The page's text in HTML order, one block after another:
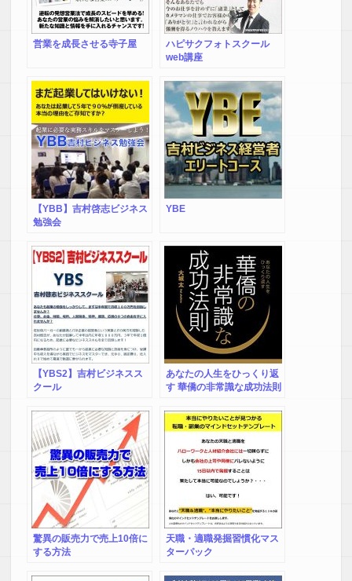
セールス職 営業 辞めた
い 営業 辛い すべて
の 営業職の方へ
営業を成長させる寺子屋
ハピサクフォトスクール
web講座
【YBB】吉村啓志ビジネス
勉強会
YBE
【YBS2】吉村ビジネスス
クール
あなたの人生をひっくり返
す 華僑の非常識な成功法則
驚異の販売力で売上10倍に
する方法
天職・適職発掘習慣化マス
ターパック